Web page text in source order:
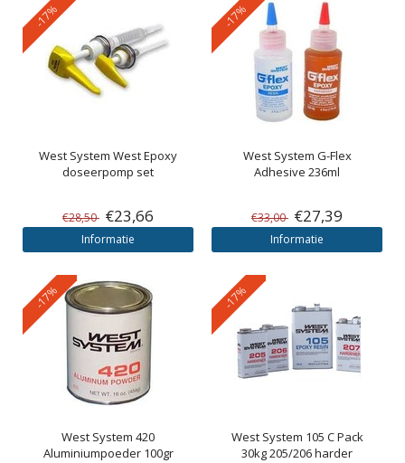
-17%
West System West Epoxy
doseerpomp set
€28,50 €23,66
Informatie
-17%
West System G-Flex
Adhesive 236ml
€33,00 €27,39
Informatie
-17%
West System 420
Aluminiumpoeder 100gr
-17%
West System 105 C Pack
30kg 205/206 harder